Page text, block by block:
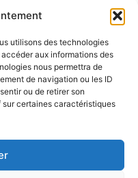
utilisons des technologies
aux informations des
nous permettra de
de navigation ou les ID
ou de retirer son
certaines caractéristiques